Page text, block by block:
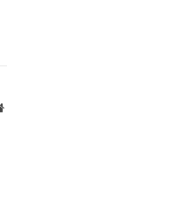
Website